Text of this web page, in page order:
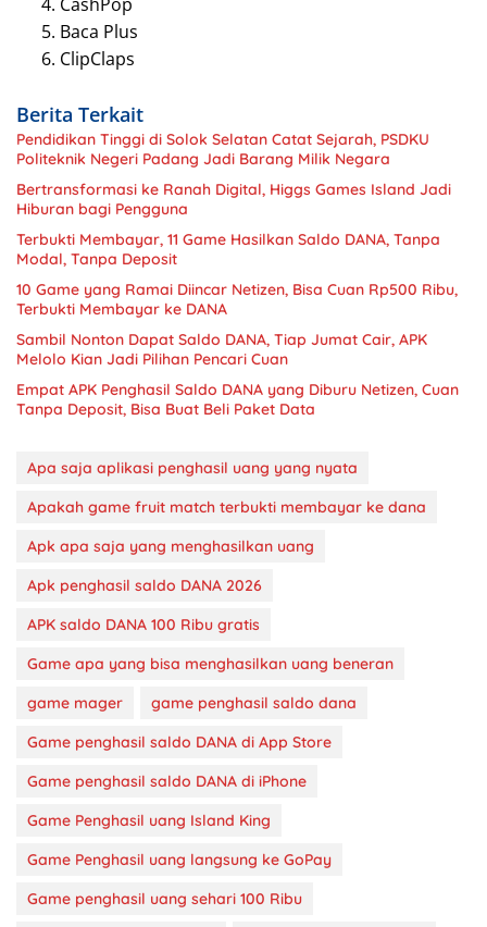
Baca Plus
ClipClaps
Berita Terkait
Pendidikan Tinggi di Solok Selatan Catat Sejarah, PSDKU
Politeknik Negeri Padang Jadi Barang Milik Negara
Bertransformasi ke Ranah Digital, Higgs Games Island Jadi
Hiburan bagi Pengguna
Terbukti Membayar, 11 Game Hasilkan Saldo DANA, Tanpa
Modal, Tanpa Deposit
10 Game yang Ramai Diincar Netizen, Bisa Cuan Rp500 Ribu,
Terbukti Membayar ke DANA
Sambil Nonton Dapat Saldo DANA, Tiap Jumat Cair, APK
Melolo Kian Jadi Pilihan Pencari Cuan
Empat APK Penghasil Saldo DANA yang Diburu Netizen, Cuan
Tanpa Deposit, Bisa Buat Beli Paket Data
Apa saja aplikasi penghasil uang yang nyata
Apakah game fruit match terbukti membayar ke dana
Apk apa saja yang menghasilkan uang
Apk penghasil saldo DANA 2026
APK saldo DANA 100 Ribu gratis
Game apa yang bisa menghasilkan uang beneran
game mager
game penghasil saldo dana
Game penghasil saldo DANA di App Store
Game penghasil saldo DANA di iPhone
Game Penghasil uang Island King
Game Penghasil uang langsung ke GoPay
Game penghasil uang sehari 100 Ribu